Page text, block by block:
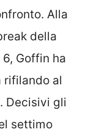
Alla
della
Goffin ha
rifilando al
Decisivi gli
settimo